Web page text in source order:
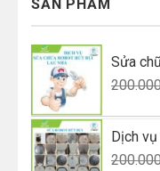
SẢN PHẨM
Sửa
Dịch